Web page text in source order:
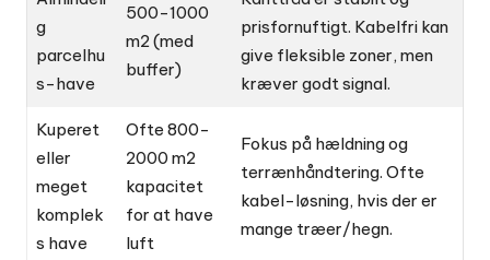
g
parcelhu
s-have
500-1000
m2 (med
buffer)
prisfornuftigt. Kabelfri kan
give fleksible zoner, men
kræver godt signal.
Kuperet
eller
meget
komplek
s have
Ofte 800-
2000 m2
kapacitet
for at have
luft
Fokus på hældning og
terrænhåndtering. Ofte
kabel-løsning, hvis der er
mange træer/hegn.